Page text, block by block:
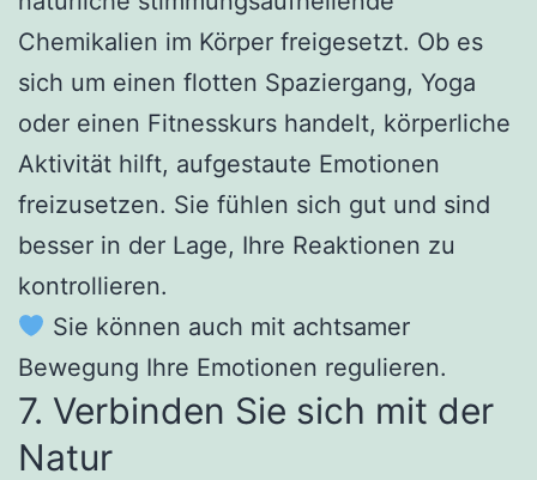
Chemikalien im Körper freigesetzt. Ob es
sich um einen flotten Spaziergang, Yoga
oder einen Fitnesskurs handelt, körperliche
Aktivität hilft, aufgestaute Emotionen
freizusetzen. Sie fühlen sich gut und sind
besser in der Lage, Ihre Reaktionen zu
kontrollieren.
Sie können auch mit achtsamer
Bewegung Ihre Emotionen regulieren.
7. Verbinden Sie sich mit der
Natur